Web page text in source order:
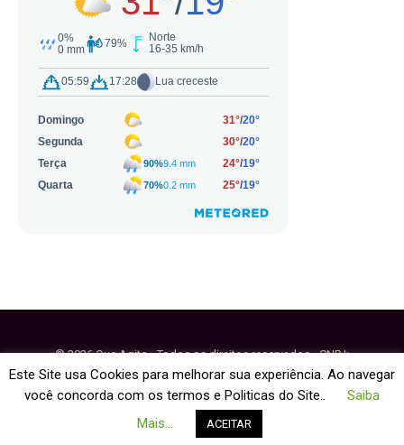
© 2026 Que Agito - Todos os direitos reservados - CNPJ:
64.884.270/0001-95
Política de Cookies
Este Site usa Cookies para melhorar sua experiência. Ao navegar
você concorda com os termos e Politicas do Site..
Saiba
Mais...
ACEITAR